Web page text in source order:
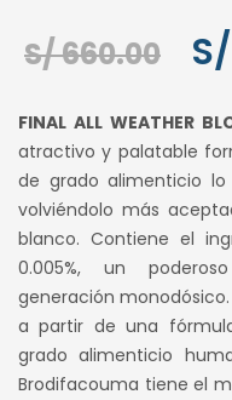
S/660.00
El
S/
S/
FINAL ALL WEATHER
atractivo y palatable
de grado alimenticio
volviéndolo más
blanco. Contiene el
0.005%, un
generación
a partir de una
grado alimenticio
Brodifacouma tiene el